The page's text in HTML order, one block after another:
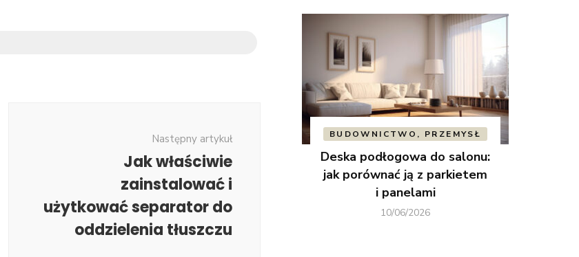
Następny artykuł
Jak właściwie
zainstalować i
użytkować separator do
oddzielenia tłuszczu
BUDOWNICTWO, PRZEMYSŁ
Deska podłogowa do salonu:
jak porównać ją z parkietem
i panelami
10/06/2026